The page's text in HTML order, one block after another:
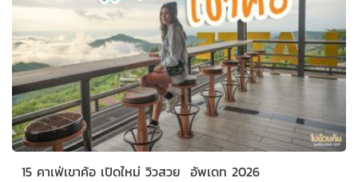
15 คาเฟ่เขาค้อ เปิดใหม่ วิวสวย อัพเดท 2026